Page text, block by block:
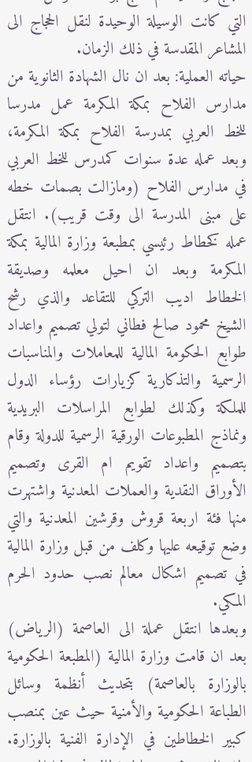
التي كانت الوسيلة الوحيدة لنقل الحجاج الى
المشاعر المقدسة في ذلك الزمان.
حياته العملية: بعد ان نال الشهادة الثانوية من
مدارس الفلاح بمكة المكرمة عمل مدرسا
للخط العربي بمدرسة الفلاح بمكة المكرمة،
وبعد عمله عدة سنوات كمدرس للخط العربي
في مدارس الفلاح (ومازالت بصمات خطه
على مبنى المدرسة الى وقت قريب). انتقل
عمله كخطاط رئيسي بمطبعة وزارة المالية بمكة
المكرمة وبعد ان احيل معلمه وصديقة
الخطاط اديب التركي للتقاعد والذي رشح
الشيخ محمود صالح فطاني لتولي تصميم واعداد
طوابع الحكومة المالية للمعاملات والمناسبات
الرسمية والتذكارية كزيارات رؤساء الدول
للملكة وكذلك لطوابع المراسلات البريدية
ونماذج المطبوعات الورقية الرسمية للدولة وقام
بتصميم واعداد تقويم ام القرى وتصميم
الأوراق النقدية والعملات المعدنية واشتهرت
منها فئة اربعة قروش وقرشين المعدنية والتي
وضع توقيعه عليها وكلف من قبل وزارة المالية
في تصميم اشكال معالم نصب حدود الحرم
المكي.
وبعدها انتقل عملة الى العاصمة (الرياض)
بعد ان قامت وزارة المالية (المطبعة الحكومية
بالوزارة بالعاصمة) بتحديث أنظمة وسائل
الطباعة الحكومية والأمنية حيث عين بمنصب
كبير الخطاطين في الإدارة الفنية بالوزارة.